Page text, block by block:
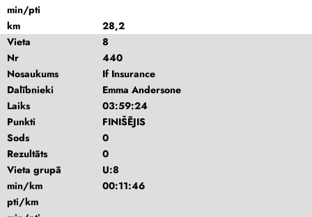
min/pti
km
28,2
Vieta
8
Nr
440
Nosaukums
If Insurance
Dalībnieki
Emma Andersone
Laiks
03:59:24
Punkti
FINIŠĒJIS
Sods
0
Rezultāts
0
Vieta grupā
U:8
min/km
00:11:46
pti/km